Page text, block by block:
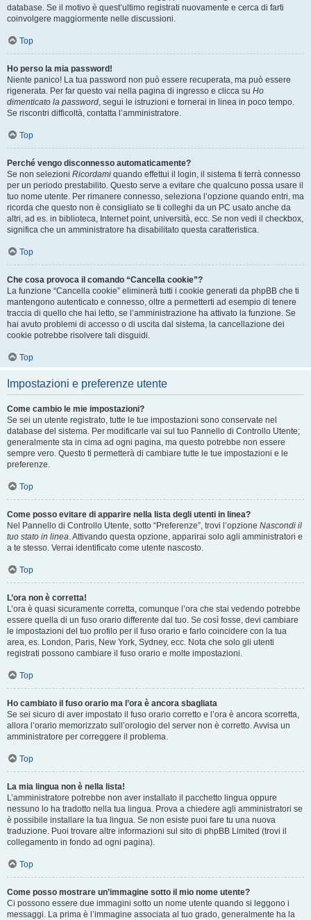
database. Se il motivo è quest’ultimo registrati nuovamente e cerca di farti
coinvolgere maggiormente nelle discussioni.
Top
Ho perso la mia password!
Niente panico! La tua password non può essere recuperata, ma può essere
rigenerata. Per far questo vai nella pagina di ingresso e clicca su Ho
dimenticato la password, segui le istruzioni e tornerai in linea in poco tempo.
Se riscontri difficoltà, contatta l’amministratore.
Top
Perché vengo disconnesso automaticamente?
Se non selezioni Ricordami quando effettui il login, il sistema ti terrà connesso
per un periodo prestabilito. Questo serve a evitare che qualcuno possa usare il
tuo nome utente. Per rimanere connesso, seleziona l’opzione quando entri, ma
ricorda che questo non è consigliato se ti colleghi da un PC usato anche da
altri, ad es. in biblioteca, Internet point, università, ecc. Se non vedi il checkbox,
significa che un amministratore ha disabilitato questa caratteristica.
Top
Che cosa provoca il comando “Cancella cookie”?
La funzione “Cancella cookie” eliminerà tutti i cookie generati da phpBB che ti
mantengono autenticato e connesso, oltre a permetterti ad esempio di tenere
traccia di quello che hai letto, se l’amministrazione ha attivato la funzione. Se
hai avuto problemi di accesso o di uscita dal sistema, la cancellazione dei
cookie potrebbe risolvere tali disguidi.
Top
Impostazioni e preferenze utente
Come cambio le mie impostazioni?
Se sei un utente registrato, tutte le tue impostazioni sono conservate nel
database del sistema. Per modificarle vai sul tuo Pannello di Controllo Utente;
generalmente sta in cima ad ogni pagina, ma questo potrebbe non essere
sempre vero. Questo ti permetterà di cambiare tutte le tue impostazioni e le
preferenze.
Top
Come posso evitare di apparire nella lista degli utenti in linea?
Nel Pannello di Controllo Utente, sotto “Preferenze”, trovi l’opzione Nascondi il
tuo stato in linea. Attivando questa opzione, apparirai solo agli amministratori e
a te stesso. Verrai identificato come utente nascosto.
Top
L’ora non è corretta!
L’ora è quasi sicuramente corretta, comunque l’ora che stai vedendo potrebbe
essere quella di un fuso orario differente dal tuo. Se così fosse, devi cambiare
le impostazioni del tuo profilo per il fuso orario e farlo coincidere con la tua
area, es. London, Paris, New York, Sydney, ecc. Nota che solo gli utenti
registrati possono cambiare il fuso orario e molte impostazioni.
Top
Ho cambiato il fuso orario ma l’ora è ancora sbagliata
Se sei sicuro di aver impostato il fuso orario corretto e l’ora è ancora scorretta,
allora l’orario memorizzato sull’orologio del server non è corretto. Avvisa un
amministratore per correggere il problema.
Top
La mia lingua non è nella lista!
L’amministratore potrebbe non aver installato il pacchetto lingua oppure
nessuno lo ha tradotto nella tua lingua. Prova a chiedere agli amministratori se
è possibile installare la tua lingua. Se non esiste puoi fare tu una nuova
traduzione. Puoi trovare altre informazioni sul sito di phpBB Limited (trovi il
collegamento in fondo ad ogni pagina).
Top
Come posso mostrare un’immagine sotto il mio nome utente?
Ci possono essere due immagini sotto un nome utente quando si leggono i
messaggi. La prima è l’immagine associata al tuo grado, generalmente ha la